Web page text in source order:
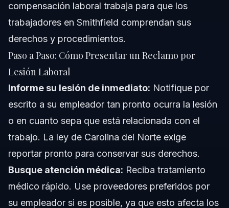
compensación laboral trabaja para que los
trabajadores en Smithfield comprendan sus
derechos y procedimientos.
Paso a Paso: Cómo Presentar un Reclamo por
Lesión Laboral
Informe su lesión de inmediato: Notifique por
escrito a su empleador tan pronto ocurra la lesión
o en cuanto sepa que está relacionada con el
trabajo. La ley de Carolina del Norte exige
reportar pronto para conservar sus derechos.
Busque atención médica: Reciba tratamiento
médico rápido. Use proveedores preferidos por
su empleador si es posible, ya que esto afecta los